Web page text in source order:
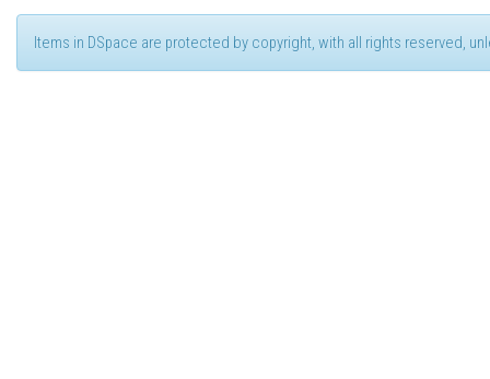
Items in DSpace are protected by copyright, with all rights reserved,